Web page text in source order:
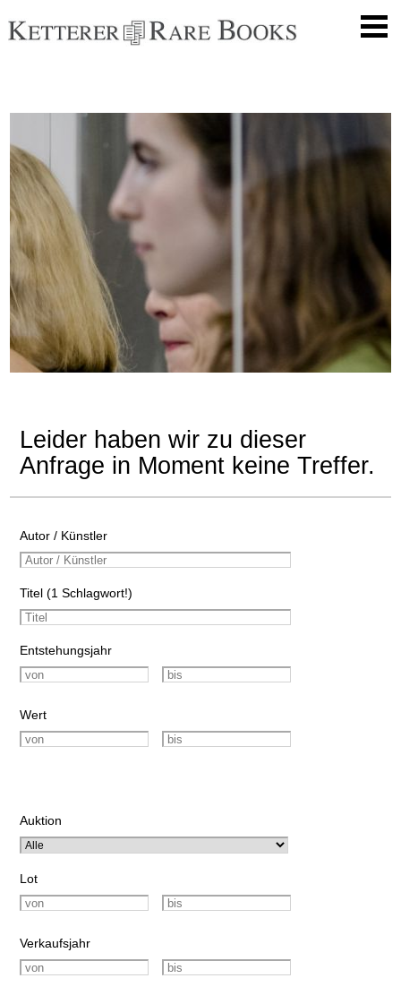
Leider haben wir zu dieser
Anfrage in Moment keine Treffer.
Autor / Künstler
Titel (1 Schlagwort!)
Entstehungsjahr
Wert
Auktion
Lot
Verkaufsjahr